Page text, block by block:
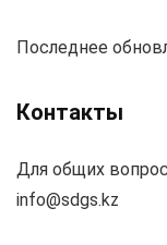
Последнее
Контакты
Для общих
info@sdgs.kz